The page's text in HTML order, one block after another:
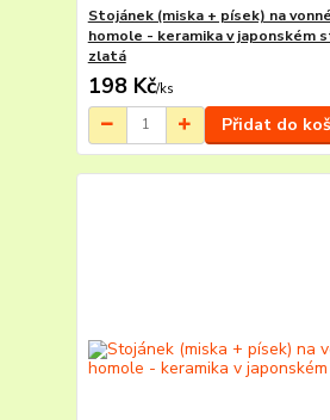
Stojánek (miska + písek) na
homole - keramika v japonském
zlatá
198 Kč/ks
Přidat do